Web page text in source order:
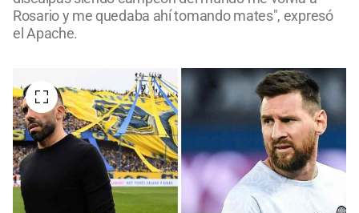
Rosario y me quedaba ahí tomando mates", expresó
el Apache.